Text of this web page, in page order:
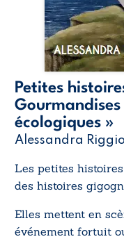
Petites
écologiques »
Alessandra Riggio
Les petites
des histoires
Elles mettent en
événement fortuit